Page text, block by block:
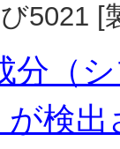
5021
分（
検